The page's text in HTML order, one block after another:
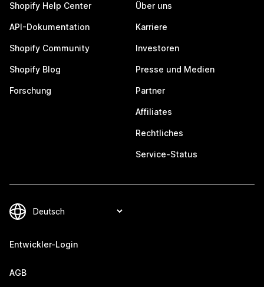
Shopify Help Center
API-Dokumentation
Shopify Community
Shopify Blog
Forschung
Über uns
Karriere
Investoren
Presse und Medien
Partner
Affiliates
Rechtliches
Service-Status
Entwickler-Login
AGB